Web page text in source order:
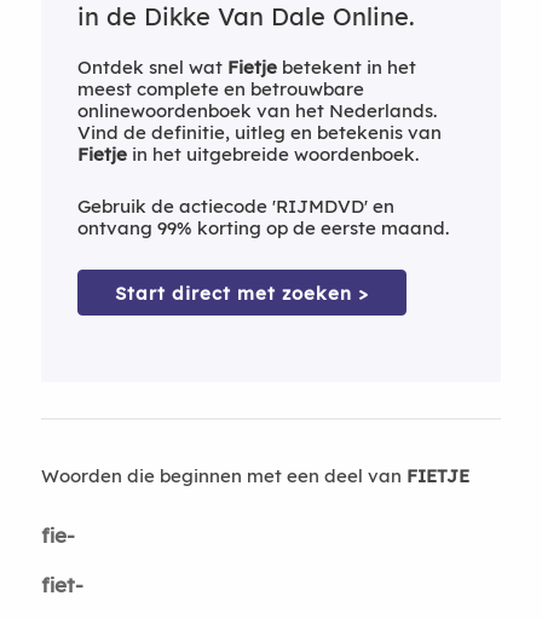
in de Dikke Van Dale Online.
Ontdek snel wat Fietjebetekent in het
meest complete en betrouwbare
onlinewoordenboek van het Nederlands.
Vind de definitie, uitleg en betekenis van
Fietjein het uitgebreide woordenboek.
Gebruik de actiecode 'RIJMDVD' en
ontvang 99% korting op de eerste maand.
Start direct met zoeken >
Woorden die beginnen met een deel van FIETJE
fie-
fiet-